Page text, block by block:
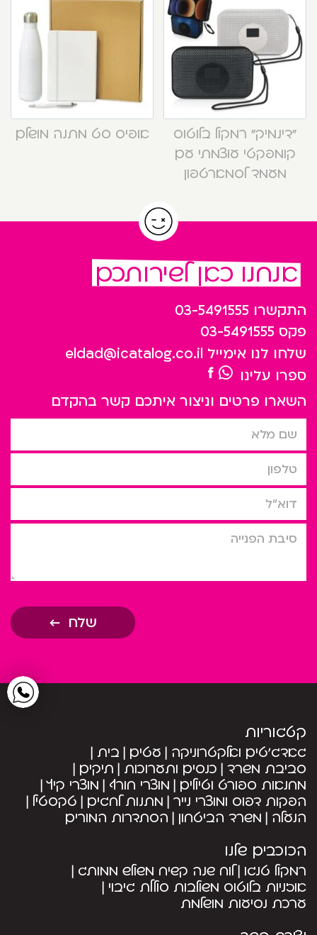
“דינמיק” רמקול בלוטוס
קומפקטי עוצמתי עם
מעמד לסמארטפון
אופיס סט מתנה מושלם
אנחנו כאן לשירותכם
התקשרו 03-5491555
פקס 03-5491555
שלחו לנו אימייל eldad@icatalog.co.il
ספרו עלינו
השארו פרטים וניצור איתכם קשר בהקדם
שם מלא
טלפון
דוא”ל
סיבת הפניה
שלח
קטגוריות
גאדג’טים ואלקטרוניקה עטים בית
סביבת משרד כנסים ותערוכות תיקים
מחנאות ספורט וטיולים מוצרי חורף מוצרי קיץ
הפקות דפוס ומוצרי נייר מתנות לחגים טקסטיל
הנעלה משרד הביטחון הסתדרות המורים
הכוכבים שלנו
רמקול טנגו לוח שנה קשיח משולש ממותג
אוזניות בלוטוס משולבות סוללת גיבוי
ערכת נסיעות מושלמת